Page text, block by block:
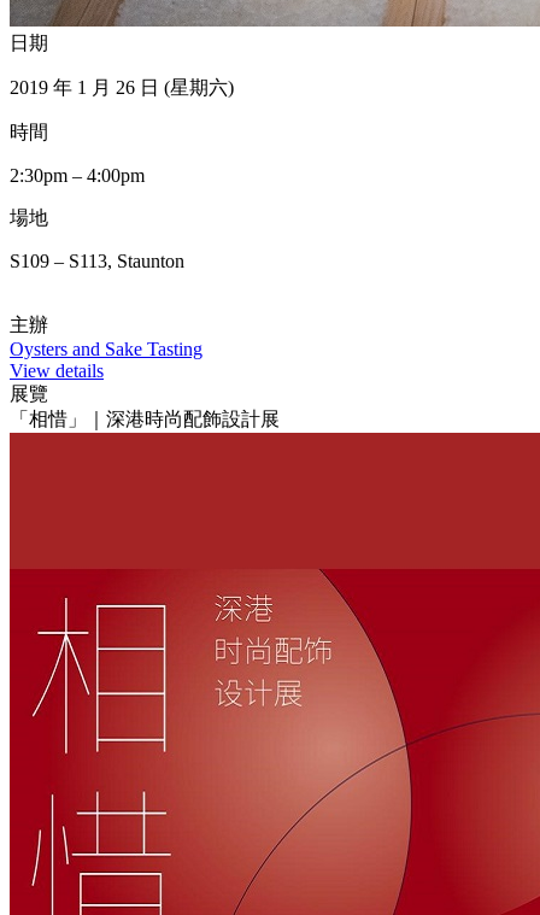
日期
2019 年 1 月 26 日 (星期六)
時間
2:30pm – 4:00pm
場地
S109 – S113, Staunton
主辦
Oysters and Sake Tasting
View details
展覽
「相惜」｜深港時尚配飾設計展